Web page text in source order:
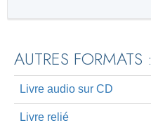
AUTRES FORMATS :
Livre audio sur CD
Livre relié